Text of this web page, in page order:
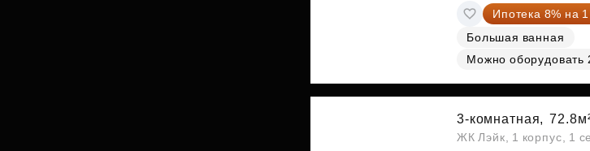
Ипотека 8% на 1
Большая ванная
Можно оборудовать
3-комнатная,
ЖК Лэйк, 1 корпус, 1